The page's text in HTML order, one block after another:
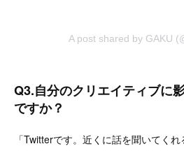
A post shared by GAKU
Q3.自分のクリエイティブに
ですか？
「Twitterです。近くに話を聞いてく